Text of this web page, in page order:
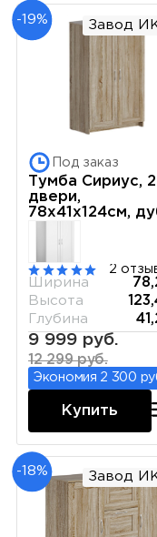
-19% Завод
Под заказ
Тумба Сириус, 2
двери,
78х41х124см,
2
Ширина
Высота
Глубина
9 999 руб.
12 299 руб.
Экономия 2 300
Купить
-18% Завод